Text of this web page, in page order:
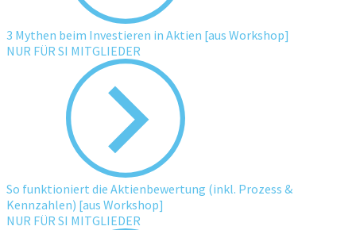
3 Mythen beim Investieren in Aktien [aus Workshop]
NUR FÜR SI MITGLIEDER
So funktioniert die Aktienbewertung (inkl. Prozess &
Kennzahlen) [aus Workshop]
NUR FÜR SI MITGLIEDER